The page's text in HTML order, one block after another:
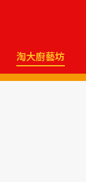
淘大廚藝坊